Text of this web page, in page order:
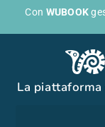
Con WUBOOK
La